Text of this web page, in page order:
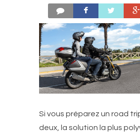
Si vous préparez un road
deux, la solution la plus